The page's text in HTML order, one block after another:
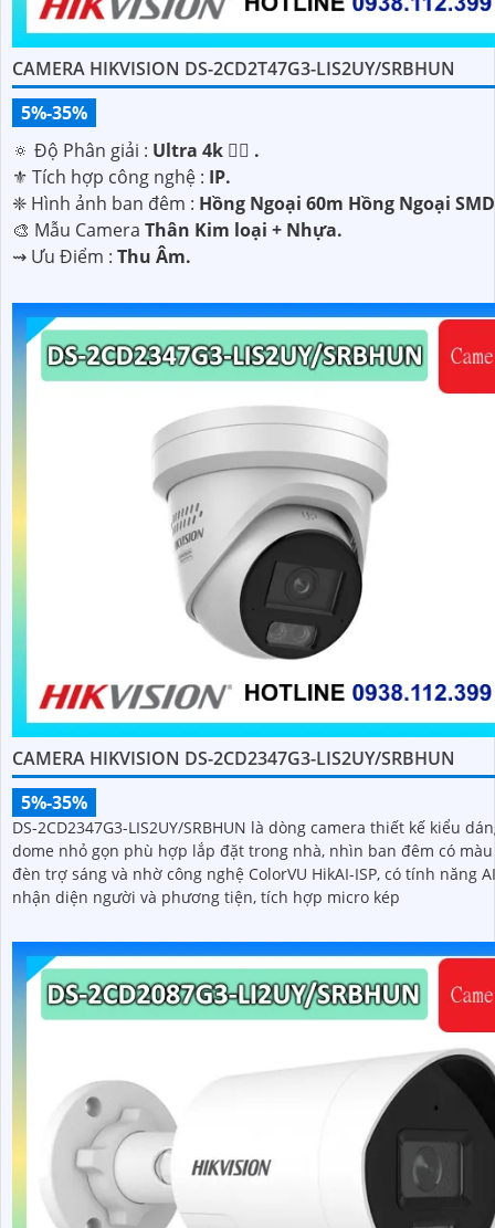
CAMERA HIKVISION DS-2CD2T47G3-LIS2UY/SRBHUN
5%-35%
🔅 Độ Phân giải : Ultra 4k 👍🏾 .
⚜️ Tích hợp công nghệ : IP.
❈ Hình ảnh ban đêm : Hồng Ngoại 60m Hồng Ngoại
🎨 Mẫu Camera Thân Kim loại + Nhựa.
️⇝ Ưu Điểm : Thu Âm.
CAMERA HIKVISION DS-2CD2347G3-LIS2UY/SRBHUN
5%-35%
DS-2CD2347G3-LIS2UY/SRBHUN là dòng camera thiết kế kiểu
dome nhỏ gọn phù hợp lắp đặt trong nhà, nhìn ban đêm có
đèn trợ sáng và nhờ công nghệ ColorVU HikAI-ISP, có tính năng
nhận diện người và phương tiện, tích hợp micro kép